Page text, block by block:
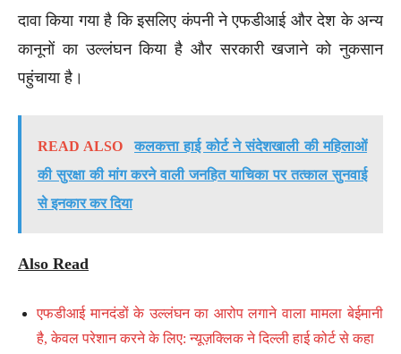
दावा किया गया है कि इसलिए कंपनी ने एफडीआई और देश के अन्य
कानूनों का उल्लंघन किया है और सरकारी खजाने को नुकसान
पहुंचाया है।
READ ALSO
कलकत्ता हाई कोर्ट ने संदेशखाली की महिलाओं
की सुरक्षा की मांग करने वाली जनहित याचिका पर तत्काल सुनवाई
से इनकार कर दिया
Also Read
एफडीआई मानदंडों के उल्लंघन का आरोप लगाने वाला मामला बेईमानी
है, केवल परेशान करने के लिए: न्यूज़क्लिक ने दिल्ली हाई कोर्ट से कहा